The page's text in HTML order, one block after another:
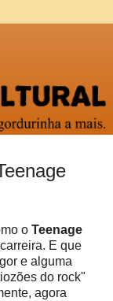
o Teenage
E que
e alguma
do rock"
agora